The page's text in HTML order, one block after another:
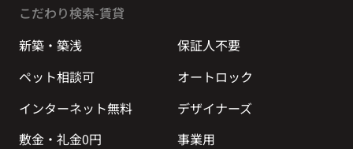
こだわり検索-賃貸
新築・築浅
保証人不要
ペット相談可
オートロック
インターネット無料
デザイナーズ
敷金・礼金0円
事業用